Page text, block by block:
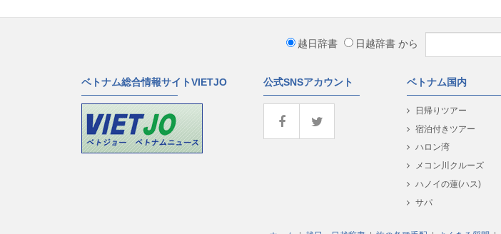
越日辞書 日越辞書 から
ベトナム総合情報サイトVIETJO 公式SNSアカウント ベトナム国内
日帰りツアー
宿泊付きツアー
ハロン湾
メコン川クルーズ
ハノイの蓮(ハス)
サパ